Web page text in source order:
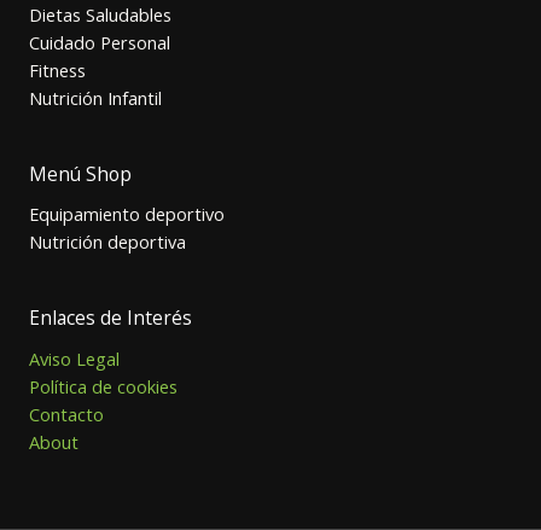
Dietas Saludables
Cuidado Personal
Fitness
Nutrición Infantil
Menú Shop
Equipamiento deportivo
Nutrición deportiva
Enlaces de Interés
Aviso Legal
Política de cookies
Contacto
About